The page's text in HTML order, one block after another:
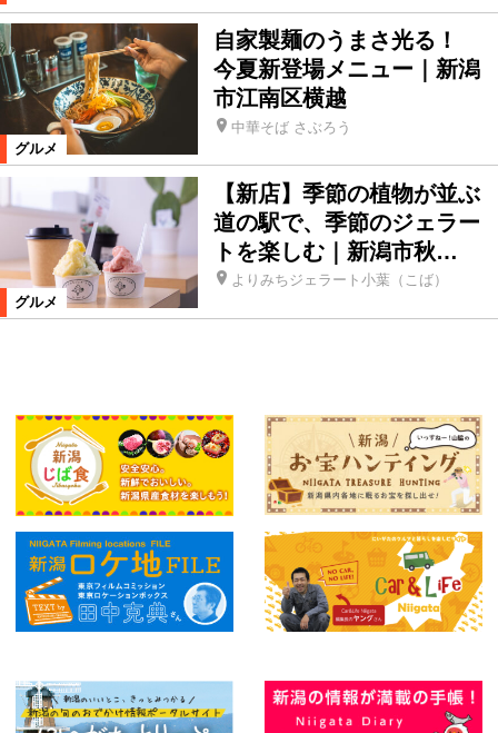
グルメ
自家製麺のうまさ光る！
今夏新登場メニュー｜新潟
市江南区横越
中華そば さぶろう
グルメ
【新店】季節の植物が並ぶ
道の駅で、季節のジェラー
トを楽しむ｜新潟市秋…
よりみちジェラート小葉（こば）